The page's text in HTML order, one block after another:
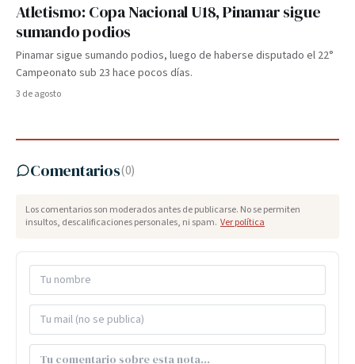
Atletismo: Copa Nacional U18, Pinamar sigue
sumando podios
Pinamar sigue sumando podios, luego de haberse disputado el 22°
Campeonato sub 23 hace pocos días.
3 de agosto
Comentarios(0)
Los comentarios son moderados antes de publicarse. No se permiten
insultos, descalificaciones personales, ni spam. Ver política